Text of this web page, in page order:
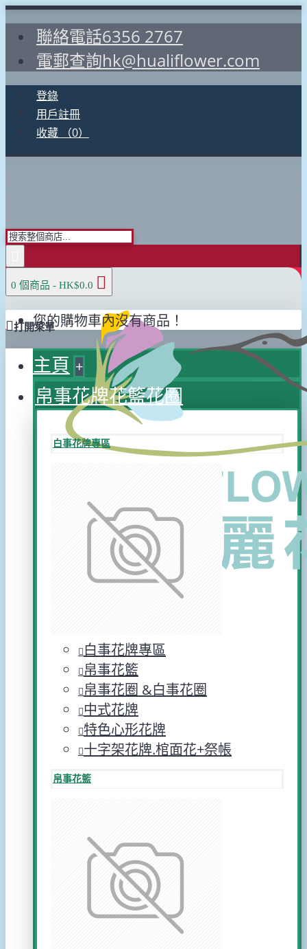
聯絡電話6356 2767
電郵查詢hk@hualiflower.com
登錄
用戶註冊
收藏 （0）
0 個商品 - HK$0.0
您的購物車內沒有商品！
打開菜單
主頁 +
帛事花牌花籃花圈
白事花牌專區
白事花牌專區
帛事花籃
帛事花圈 &白事花圈
中式花牌
特色心形花牌
十字架花牌.棺面花+祭帳
帛事花籃